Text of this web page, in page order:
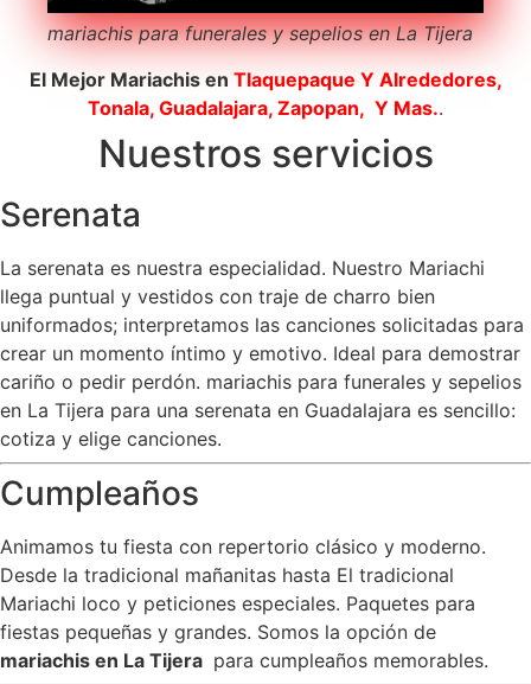
mariachis para funerales y sepelios en La Tijera
El Mejor Mariachis en Tlaquepaque Y Alrededores,
Tonala, Guadalajara, Zapopan, Y Mas..
Nuestros servicios
Serenata
La serenata es nuestra especialidad. Nuestro Mariachi
llega puntual y vestidos con traje de charro bien
uniformados; interpretamos las canciones solicitadas para
crear un momento íntimo y emotivo. Ideal para demostrar
cariño o pedir perdón. mariachis para funerales y sepelios
en La Tijera para una serenata en Guadalajara es sencillo:
cotiza y elige canciones.
Cumpleaños
Animamos tu fiesta con repertorio clásico y moderno.
Desde la tradicional mañanitas hasta El tradicional
Mariachi loco y peticiones especiales. Paquetes para
fiestas pequeñas y grandes. Somos la opción de
mariachis en La Tijera para cumpleaños memorables.